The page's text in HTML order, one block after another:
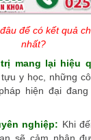
để có kết quả
nhất?
mang lại hiệu
y học, những
hiện đại
nghiệp: Khi